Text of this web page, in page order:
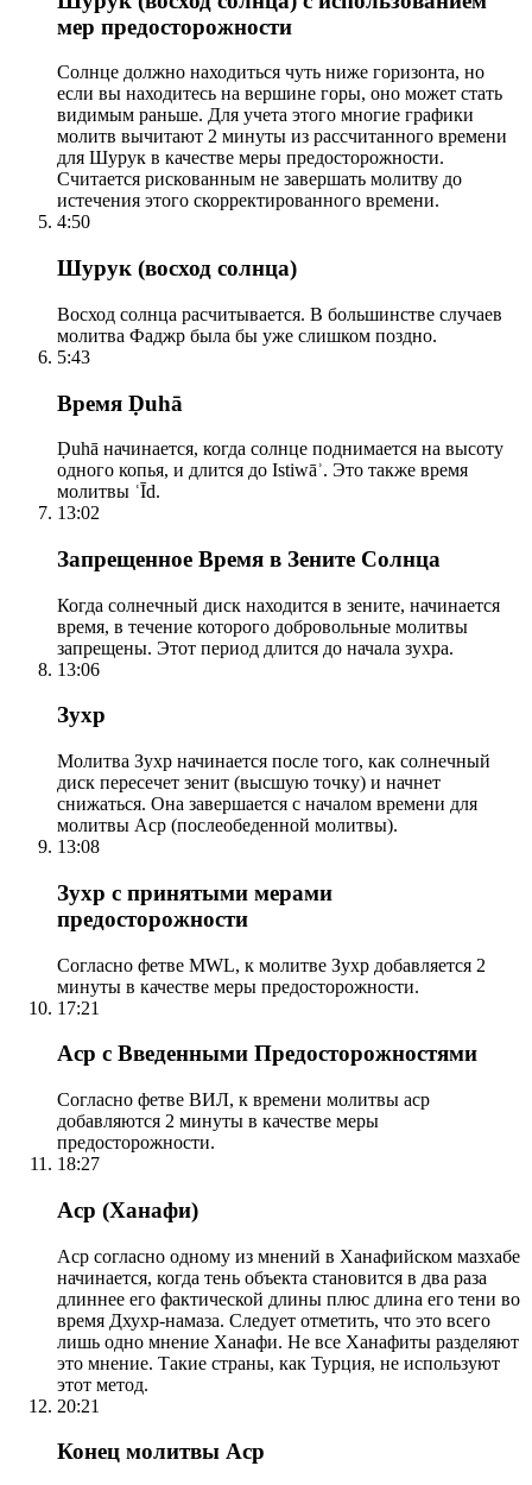
мер предосторожности
Солнце должно находиться чуть ниже горизонта, но
если вы находитесь на вершине горы, оно может стать
видимым раньше. Для учета этого многие графики
молитв вычитают 2 минуты из рассчитанного времени
для Шурук в качестве меры предосторожности.
Считается рискованным не завершать молитву до
истечения этого скорректированного времени.
4:50
Шурук (восход солнца)
Восход солнца расчитывается. В большинстве случаев
молитва Фаджр была бы уже слишком поздно.
5:43
Время Ḍuhā
Ḍuhā начинается, когда солнце поднимается на высоту
одного копья, и длится до Istiwāʾ. Это также время
молитвы ʿĪd.
13:02
Запрещенное Время в Зените Солнца
Когда солнечный диск находится в зените, начинается
время, в течение которого добровольные молитвы
запрещены. Этот период длится до начала зухра.
13:06
Зухр
Молитва Зухр начинается после того, как солнечный
диск пересечет зенит (высшую точку) и начнет
снижаться. Она завершается с началом времени для
молитвы Аср (послеобеденной молитвы).
13:08
Зухр с принятыми мерами
предосторожности
Согласно фетве MWL, к молитве Зухр добавляется 2
минуты в качестве меры предосторожности.
17:21
Аср с Введенными Предосторожностями
Согласно фетве ВИЛ, к времени молитвы аср
добавляются 2 минуты в качестве меры
предосторожности.
18:27
Аср (Ханафи)
Аср согласно одному из мнений в Ханафийском мазхабе
начинается, когда тень объекта становится в два раза
длиннее его фактической длины плюс длина его тени во
время Дхухр-намаза. Следует отметить, что это всего
лишь одно мнение Ханафи. Не все Ханафиты разделяют
это мнение. Такие страны, как Турция, не используют
этот метод.
20:21
Конец молитвы Аср